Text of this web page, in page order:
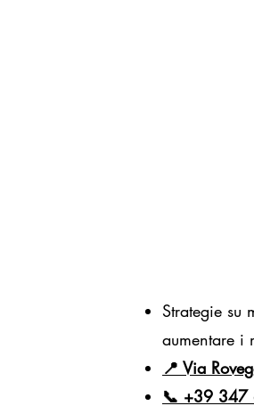
Strategie su
aumentare i
📍 Via
📞 +39 347